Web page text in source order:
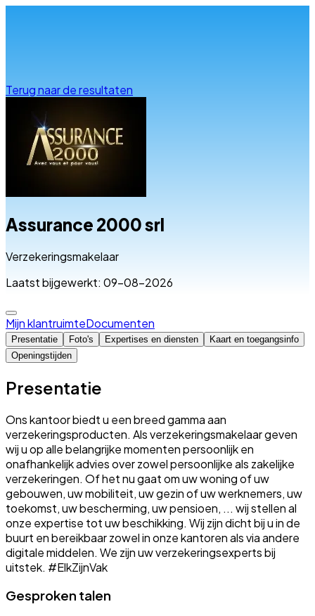
Terug naar de resultaten
Assurance 2000 srl
Verzekeringsmakelaar
Laatst bijgewerkt: 09-08-2026
Mijn klantruimteDocumenten
Presentatie Foto's Expertises en diensten
Kaart en toegangsinfo
Openingstijden
Presentatie
Ons kantoor biedt u een breed gamma aan
verzekeringsproducten. Als verzekeringsmakelaar geven
wij u op alle belangrijke momenten persoonlijk en
onafhankelijk advies over zowel persoonlijke als zakelijke
verzekeringen. Of het nu gaat om uw woning of uw
gebouwen, uw mobiliteit, uw gezin of uw werknemers, uw
toekomst, uw bescherming, uw pensioen, ... wij stellen al
onze expertise tot uw beschikking. Wij zijn dicht bij u in de
buurt en bereikbaar zowel in onze kantoren als via andere
digitale middelen. We zijn uw verzekeringsexperts bij
uitstek. #ElkZijnVak
Gesproken talen